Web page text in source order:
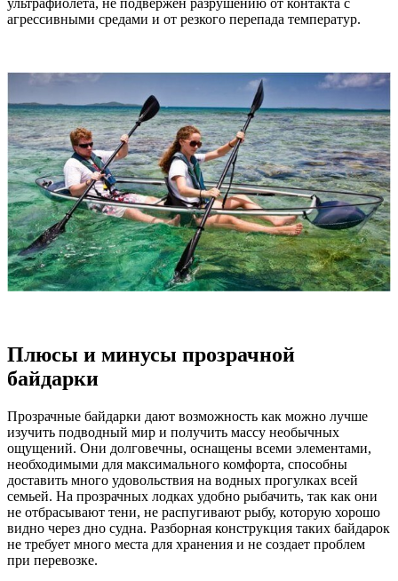
ультрафиолета, не подвержен разрушению от контакта с
агрессивными средами и от резкого перепада температур.
Плюсы и минусы прозрачной
байдарки
Прозрачные байдарки дают возможность как можно лучше
изучить подводный мир и получить массу необычных
ощущений. Они долговечны, оснащены всеми элементами,
необходимыми для максимального комфорта, способны
доставить много удовольствия на водных прогулках всей
семьей. На прозрачных лодках удобно рыбачить, так как они
не отбрасывают тени, не распугивают рыбу, которую хорошо
видно через дно судна. Разборная конструкция таких байдарок
не требует много места для хранения и не создает проблем
при перевозке.